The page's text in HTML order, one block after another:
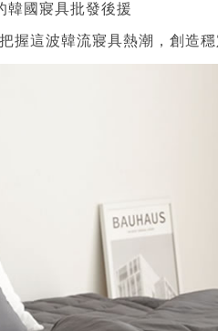
國寢具批發後援
握這波韓流寢具熱潮，創造穩